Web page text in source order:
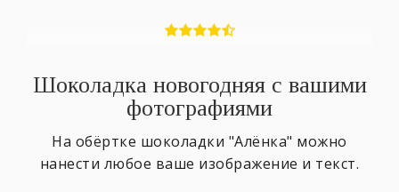
Шоколадка новогодняя с вашими
фотографиями
На обёртке шоколадки "Алёнка" можно
нанести любое ваше изображение и текст.